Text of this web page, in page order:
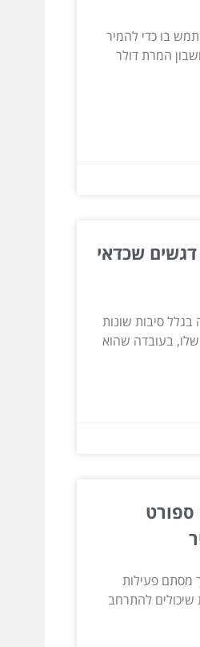
בו כדי להמיר
המרת דולר
מסחר בביטקווין – 5 דגשים שכדאי
בגלל סיבות שונות
שלו, בעובדה שהוא
ספורט
מסתם פעילות
שיכולים להתרחב